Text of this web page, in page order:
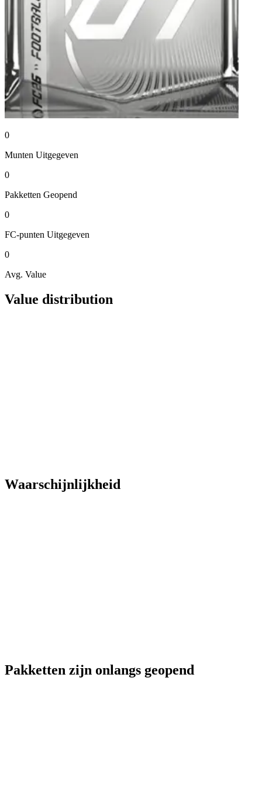
0
Munten Uitgegeven
0
Pakketten Geopend
0
FC-punten Uitgegeven
0
Avg. Value
Value distribution
Waarschijnlijkheid
Pakketten zijn onlangs geopend